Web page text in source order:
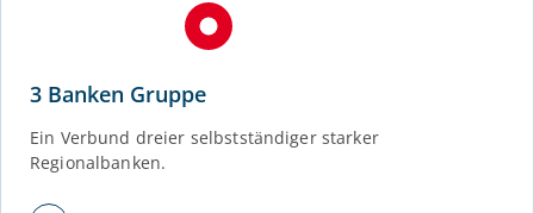
3 Banken Gruppe
Ein Verbund dreier selbstständiger starker
Regionalbanken.